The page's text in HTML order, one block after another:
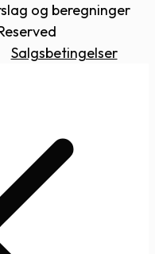
og beregninger
Salgsbetingelser